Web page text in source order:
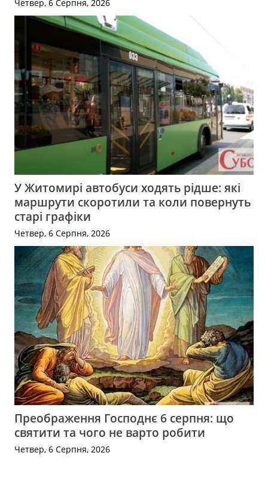
Четвер, 6 Серпня, 2026
У Житомирі автобуси ходять рідше: які
маршрути скоротили та коли повернуть
старі графіки
Четвер, 6 Серпня, 2026
Преображення Господнє 6 серпня: що
святити та чого не варто робити
Четвер, 6 Серпня, 2026